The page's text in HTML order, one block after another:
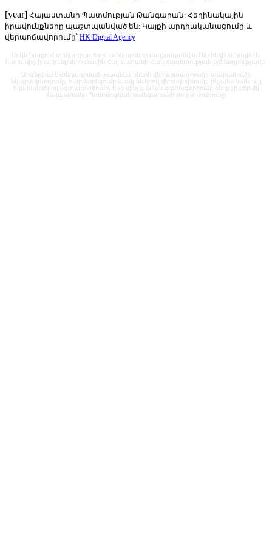
[year] Հայաստանի Պատմության Թանգարան: Հեղինակային
իրավունքները պաշտպանված են: Կայքի արդիականացումը և
վերաոճավորումը՝ HK Digital Agency
Սույն կայքում տեղադրված լուսանկարները պաշտպանվում են հեղինակային և
հարակից իրավունքների մասին Հայաստանի Հանրապետության օրենսդրությամբ:
Արգելվում է տեղադրված լուսանկարների վերարտադրումը, տարածումը,
նկարազարդումը, հարմարեցումը և այլ ձևերով վերափոխումը, ինչպես նաև այլ
եղանակներով օգտագործումը, եթե մինչև նման օգտագործումը ձեռք չի բերվել
Հայաստանի Պատմության թանգարանի թույլտվությունը: